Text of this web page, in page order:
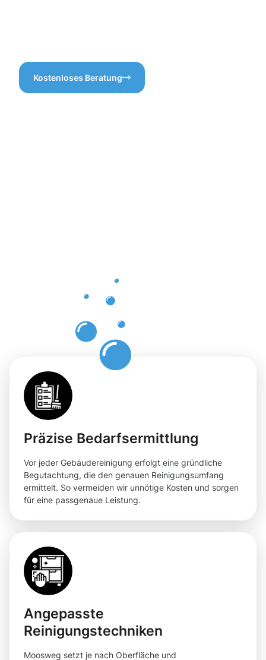
Kostenloses Beratung
Präzise Bedarfsermittlung
Vor jeder Gebäudereinigung erfolgt eine gründliche
Begutachtung, die den genauen Reinigungsumfang
ermittelt. So vermeiden wir unnötige Kosten und sorgen
für eine passgenaue Leistung.
Angepasste
Reinigungstechniken
Moosweg setzt je nach Oberfläche und